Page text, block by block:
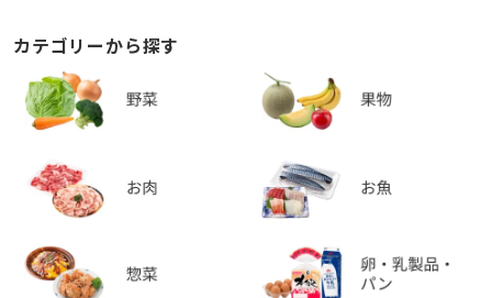
カテゴリーから探す